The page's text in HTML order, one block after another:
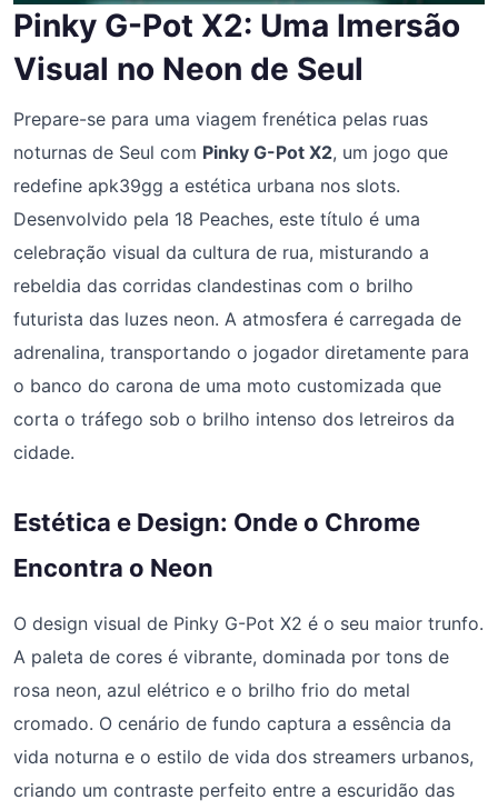
Pinky G-Pot X2: Uma Imersão
Visual no Neon de Seul
Prepare-se para uma viagem frenética pelas ruas
noturnas de Seul com Pinky G-Pot X2, um jogo que
redefine apk39gg a estética urbana nos slots.
Desenvolvido pela 18 Peaches, este título é uma
celebração visual da cultura de rua, misturando a
rebeldia das corridas clandestinas com o brilho
futurista das luzes neon. A atmosfera é carregada de
adrenalina, transportando o jogador diretamente para
o banco do carona de uma moto customizada que
corta o tráfego sob o brilho intenso dos letreiros da
cidade.
Estética e Design: Onde o Chrome
Encontra o Neon
O design visual de Pinky G-Pot X2 é o seu maior trunfo.
A paleta de cores é vibrante, dominada por tons de
rosa neon, azul elétrico e o brilho frio do metal
cromado. O cenário de fundo captura a essência da
vida noturna e o estilo de vida dos streamers urbanos,
criando um contraste perfeito entre a escuridão das